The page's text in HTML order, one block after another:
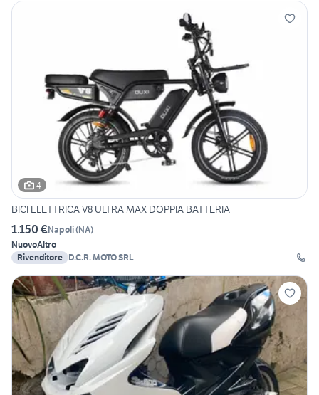
4
BICI ELETTRICA V8 ULTRA MAX DOPPIA BATTERIA
1.150 €Napoli(NA)
NuovoAltro
Rivenditore D.C.R. MOTO SRL